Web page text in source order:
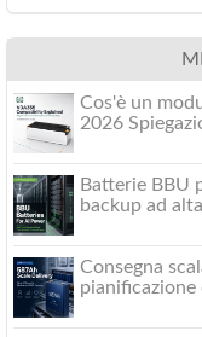
Cos'è un
2026
Batterie BBU
backup ad
Consegna
pianificazione